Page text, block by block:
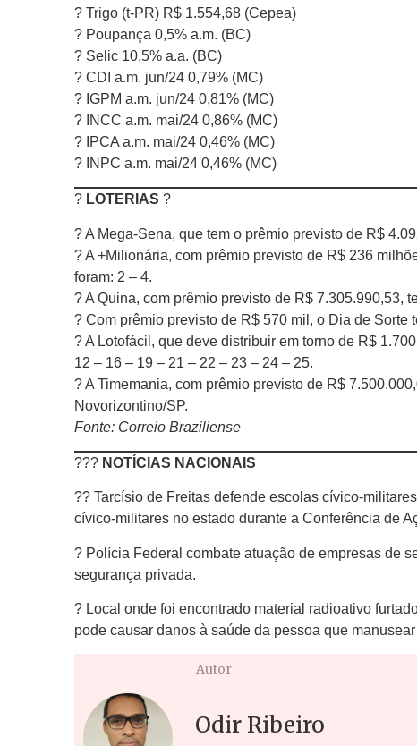
? Trigo (t-PR) R$ 1.554,68 (Cepea)
? Poupança 0,5% a.m. (BC)
? Selic 10,5% a.a. (BC)
? CDI a.m. jun/24 0,79% (MC)
? IGPM a.m. jun/24 0,81% (MC)
? INCC a.m. mai/24 0,86% (MC)
? IPCA a.m. mai/24 0,46% (MC)
? INPC a.m. mai/24 0,46% (MC)
? LOTERIAS ?
? A Mega-Sena, que tem o prêmio previsto de R$
? A +Milionária, com prêmio previsto de R$ 236
foram: 2 – 4.
? A Quina, com prêmio previsto de R$ 7.305.990,53,
? Com prêmio previsto de R$ 570 mil, o Dia de Sorte
? A Lotofácil, que deve distribuir em torno de R$
12 – 16 – 19 – 21 – 22 – 23 – 24 – 25.
? A Timemania, com prêmio previsto de R$
Novorizontino/SP.
Fonte: Correio Braziliense
??? NOTÍCIAS NACIONAIS
?? Tarcísio de Freitas defende escolas cívico-
cívico-militares no estado durante a Conferência de
? Polícia Federal combate atuação de empresas de
segurança privada.
? Local onde foi encontrado material radioativo
pode causar danos à saúde da pessoa que
Autor
Odir Ribeiro